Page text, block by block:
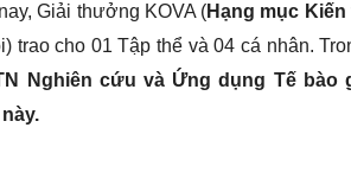
Giải thưởng KOVA (Hạng mục Kiến
trao cho 01 Tập thể và 04 cá nhân.
Nghiên cứu và Ứng dụng Tế bào